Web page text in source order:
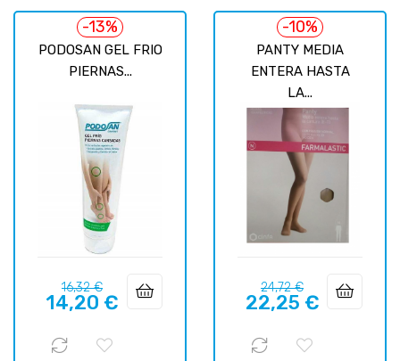
PODOSAN GEL FRIO
PIERNAS...
-13%
Prix
habituel
16,32 €Prix
14,20 €
PANTY MEDIA
ENTERA HASTA
LA...
-10%
Prix
habituel
24,72 €Prix
22,25 €